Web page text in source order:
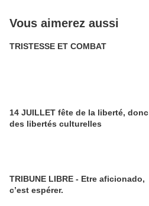
Vous aimerez aussi
TRISTESSE ET COMBAT
14 JUILLET fête de la liberté, donc
des libertés culturelles
TRIBUNE LIBRE - Etre aficionado,
c’est espérer.